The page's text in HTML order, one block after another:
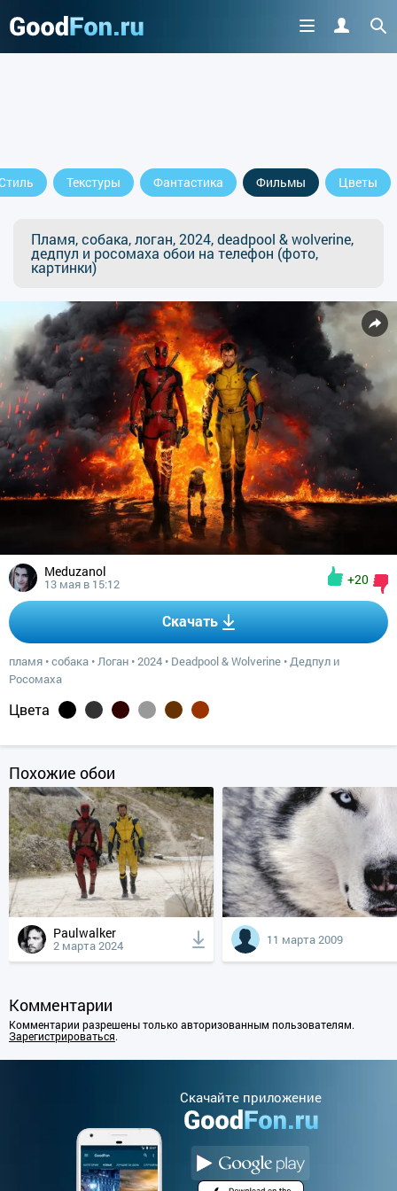
Текстуры Фантастика Фильмы Цветы
Пламя, собака, логан, 2024, deadpool & wolverine,
дедпул и росомаха обои на телефон (фото,
картинки)
Meduzanol
13 мая в 15:12 +20
Скачать
пламя •собака •Логан •2024 • Deadpool & Wolverine •Дедпул и
Росомаха
Цвета
Похожие обои
Paulwalker
2 марта 2024 11 марта 2009
Комментарии
Комментарии разрешены только авторизованным пользователям.
Зарегистрироваться.
Cкачайте приложение